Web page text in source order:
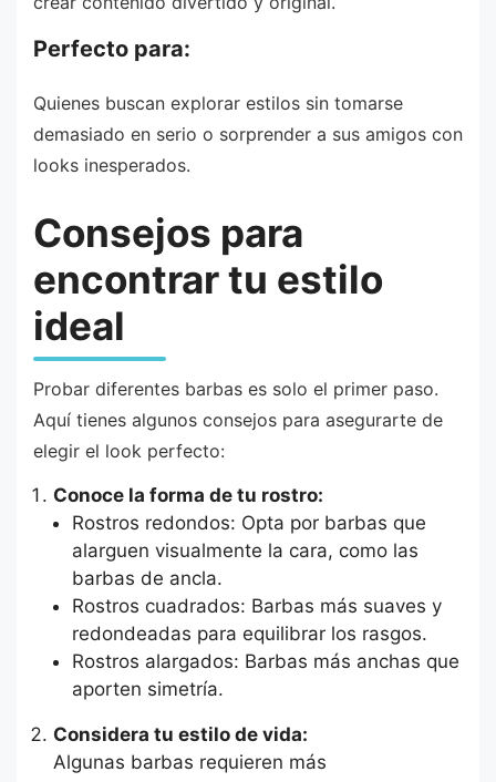
Perfecto para:
Quienes buscan explorar estilos sin tomarse
demasiado en serio o sorprender a sus amigos con
looks inesperados.
Consejos para
encontrar tu estilo
ideal
Probar diferentes barbas es solo el primer paso.
Aquí tienes algunos consejos para asegurarte de
elegir el look perfecto:
Conoce la forma de tu rostro:
Rostros redondos: Opta por barbas que
alarguen visualmente la cara, como las
barbas de ancla.
Rostros cuadrados: Barbas más suaves y
redondeadas para equilibrar los rasgos.
Rostros alargados: Barbas más anchas que
aporten simetría.
Considera tu estilo de vida:
Algunas barbas requieren más